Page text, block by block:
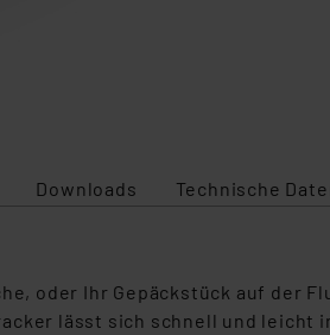
Downloads Technische
oder Ihr Gepäckstück auf der
lässt sich schnell und